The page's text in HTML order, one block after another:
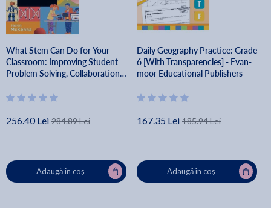
What Stem Can Do for Your
Classroom: Improving Student
Problem Solving, Collaboration,
(Supplement Your Teaching with
256.40 Lei 284.89 Lei
Adaugă în coș
Daily Geography Practice: Grade
6 [With Transparencies] - Evan-
moor Educational Publishers
167.35 Lei 185.94 Lei
Adaugă în coș